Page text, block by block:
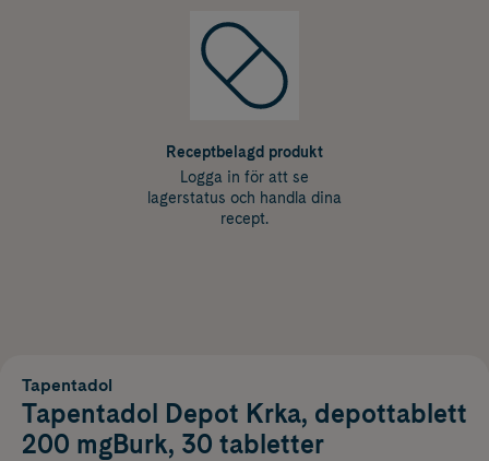
Receptbelagd produkt
Logga in för att se
lagerstatus och handla dina
recept.
Tapentadol
Tapentadol Depot Krka, depottablett
200 mgBurk, 30 tabletter